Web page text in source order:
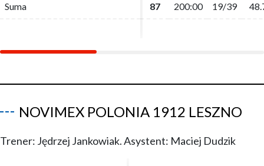
Suma 87 200:00 19/39
Suma 87 200:00 19/39
NOVIMEX POLONIA 1912 LESZNO
Trener: Jędrzej Jankowiak. Asystent: Maciej Dudzik